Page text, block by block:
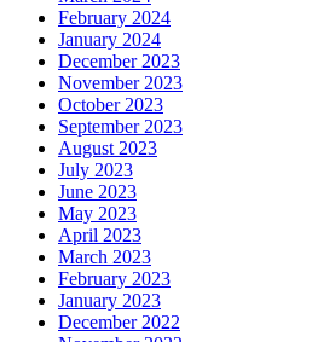
February 2024
January 2024
December 2023
November 2023
October 2023
September 2023
August 2023
July 2023
June 2023
May 2023
April 2023
March 2023
February 2023
January 2023
December 2022